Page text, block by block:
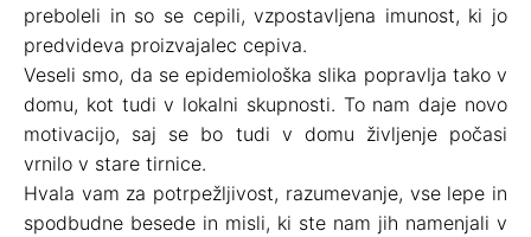
preboleli in so se cepili, vzpostavljena imunost, ki jo
predvideva proizvajalec cepiva.
Veseli smo, da se epidemiološka slika popravlja tako v
domu, kot tudi v lokalni skupnosti. To nam daje novo
motivacijo, saj se bo tudi v domu življenje počasi
vrnilo v stare tirnice.
Hvala vam za potrpežljivost, razumevanje, vse lepe in
spodbudne besede in misli, ki ste nam jih namenjali v